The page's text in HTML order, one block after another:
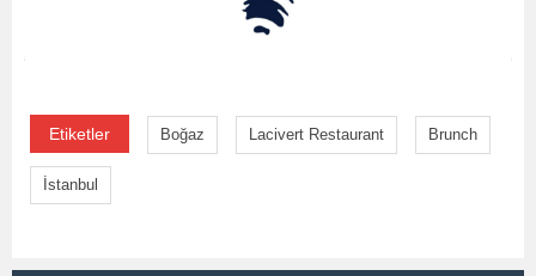
Etiketler Boğaz Lacivert Restaurant Brunch
İstanbul